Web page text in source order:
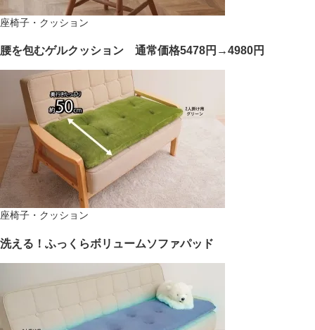
座椅子・クッション
腰を包むゲルクッション 通常価格5478円→4980円
座椅子・クッション
洗える！ふっくらボリュームソファパッド